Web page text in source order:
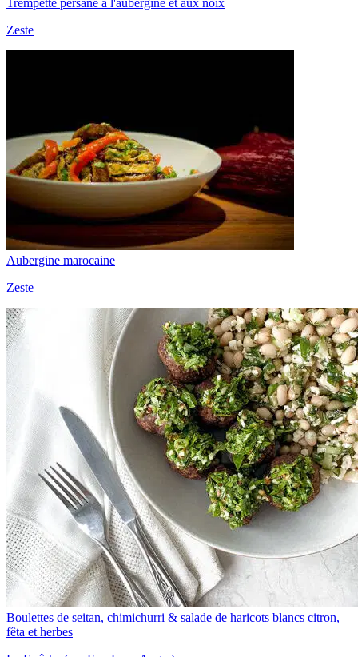
Zeste
Aubergine marocaine
Zeste
Boulettes de seitan, chimichurri & salade de haricots blancs citron,
fêta et herbes